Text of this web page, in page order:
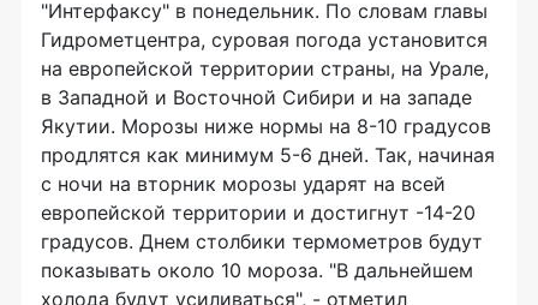
"Интерфаксу" в понедельник. По словам главы
Гидрометцентра, суровая погода установится
на европейской территории страны, на Урале,
в Западной и Восточной Сибири и на западе
Якутии. Морозы ниже нормы на 8-10 градусов
продлятся как минимум 5-6 дней. Так, начиная
с ночи на вторник морозы ударят на всей
европейской территории и достигнут -14-20
градусов. Днем столбики термометров будут
показывать около 10 мороза. "В дальнейшем
холода будут усиливаться", - отметил